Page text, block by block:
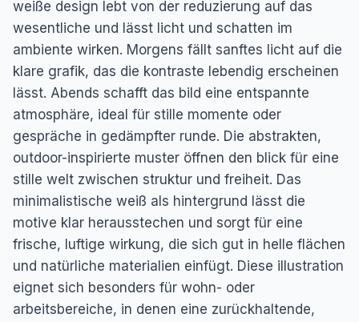
weiße design lebt von der reduzierung auf das
wesentliche und lässt licht und schatten im
ambiente wirken. Morgens fällt sanftes licht auf die
klare grafik, das die kontraste lebendig erscheinen
lässt. Abends schafft das bild eine entspannte
atmosphäre, ideal für stille momente oder
gespräche in gedämpfter runde. Die abstrakten,
outdoor-inspirierte muster öffnen den blick für eine
stille welt zwischen struktur und freiheit. Das
minimalistische weiß als hintergrund lässt die
motive klar herausstechen und sorgt für eine
frische, luftige wirkung, die sich gut in helle flächen
und natürliche materialien einfügt. Diese illustration
eignet sich besonders für wohn- oder
arbeitsbereiche, in denen eine zurückhaltende,